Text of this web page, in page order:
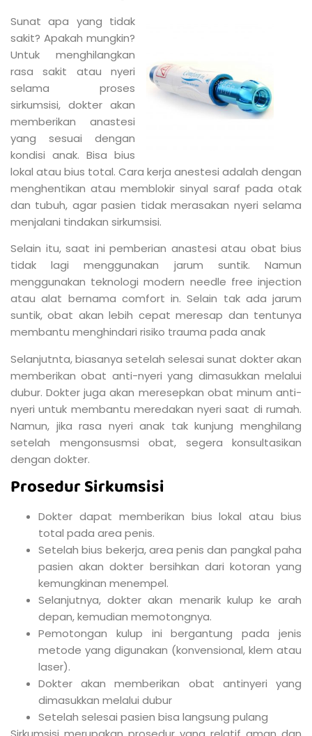
Sunat apa yang tidak
sakit? Apakah mungkin?
Untuk menghilangkan
rasa sakit atau nyeri
selama proses
sirkumsisi, dokter akan
memberikan anastesi
yang sesuai dengan
kondisi anak. Bisa bius
lokal atau bius total. Cara kerja anestesi adalah dengan
menghentikan atau memblokir sinyal saraf pada otak
dan tubuh, agar pasien tidak merasakan nyeri selama
menjalani tindakan sirkumsisi.
Selain itu, saat ini pemberian anastesi atau obat bius
tidak lagi menggunakan jarum suntik. Namun
menggunakan teknologi modern needle free injection
atau alat bernama comfort in. Selain tak ada jarum
suntik, obat akan lebih cepat meresap dan tentunya
membantu menghindari risiko trauma pada anak
Selanjutnta, biasanya setelah selesai sunat dokter akan
memberikan obat anti-nyeri yang dimasukkan melalui
dubur. Dokter juga akan meresepkan obat minum anti-
nyeri untuk membantu meredakan nyeri saat di rumah.
Namun, jika rasa nyeri anak tak kunjung menghilang
setelah mengonsusmsi obat, segera konsultasikan
dengan dokter.
Prosedur Sirkumsisi
Dokter dapat memberikan bius lokal atau bius
total pada area penis.
Setelah bius bekerja, area penis dan pangkal paha
pasien akan dokter bersihkan dari kotoran yang
kemungkinan menempel.
Selanjutnya, dokter akan menarik kulup ke arah
depan, kemudian memotongnya.
Pemotongan kulup ini bergantung pada jenis
metode yang digunakan (konvensional, klem atau
laser).
Dokter akan memberikan obat antinyeri yang
dimasukkan melalui dubur
Setelah selesai pasien bisa langsung pulang